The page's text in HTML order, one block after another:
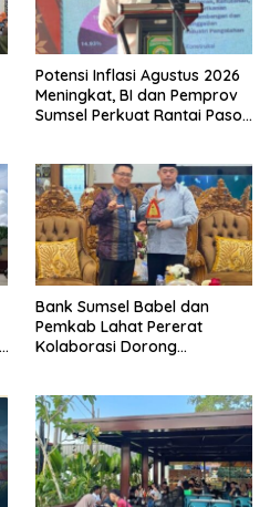
Potensi Inflasi Agustus 2026
Meningkat, BI dan Pemprov
Sumsel Perkuat Rantai Pasok
Bank Sumsel Babel dan
Pemkab Lahat Pererat
Kolaborasi Dorong